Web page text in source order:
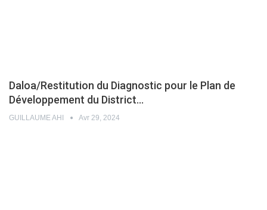
Daloa/Restitution du Diagnostic pour le Plan de
Développement du District…
GUILLAUME AHI Avr 29, 2024